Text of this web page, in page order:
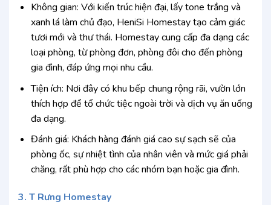
Không gian: Với kiến trúc hiện đại, lấy tone trắng và
xanh lá làm chủ đạo, HeniSi Homestay tạo cảm giác
tươi mới và thư thái. Homestay cung cấp đa dạng các
loại phòng, từ phòng đơn, phòng đôi cho đến phòng
gia đình, đáp ứng mọi nhu cầu.
Tiện ích: Nơi đây có khu bếp chung rộng rãi, vườn lớn
thích hợp để tổ chức tiệc ngoài trời và dịch vụ ăn uống
đa dạng.
Đánh giá: Khách hàng đánh giá cao sự sạch sẽ của
phòng ốc, sự nhiệt tình của nhân viên và mức giá phải
chăng, rất phù hợp cho các nhóm bạn hoặc gia đình.
3. T Rưng Homestay